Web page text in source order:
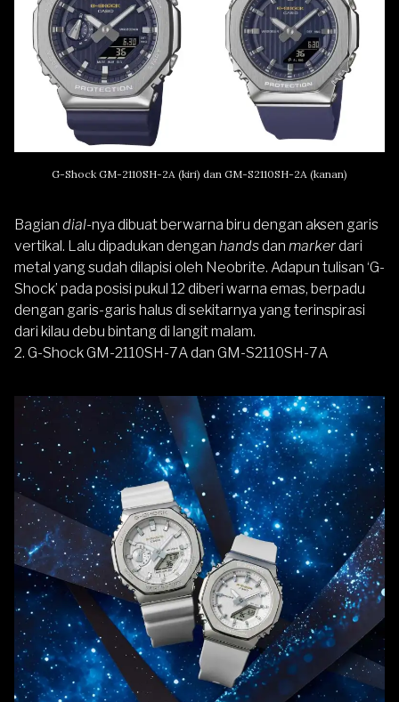
G-Shock GM-2110SH-2A (kiri) dan GM-S2110SH-2A (kanan)
Bagian dial-nya dibuat berwarna biru dengan aksen garis
vertikal. Lalu dipadukan dengan handsdan markerdari
metal yang sudah dilapisi oleh Neobrite. Adapun tulisan ‘G-
Shock’ pada posisi pukul 12 diberi warna emas, berpadu
dengan garis-garis halus di sekitarnya yang terinspirasi
dari kilau debu bintang di langit malam.
2. G-Shock GM-2110SH-7A dan GM-S2110SH-7A